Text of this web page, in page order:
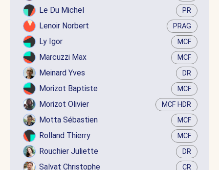
Le Du Michel PR
Lenoir Norbert PRAG
Ly Igor MCF
Marcuzzi Max MCF
Meinard Yves DR
Morizot Baptiste MCF
Morizot Olivier MCF HDR
Motta Sébastien MCF
Rolland Thierry MCF
Rouchier Juliette DR
Salvat Christophe CR